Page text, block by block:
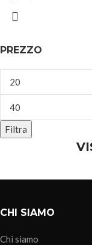
PREZZO
Filtra
CHI SIAMO
Chi siamo